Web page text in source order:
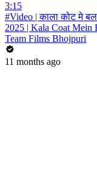
3:15
#Video | काला कोट मे
2025 | Kala Coat Mein
Team Films Bhojpuri
11 months ago